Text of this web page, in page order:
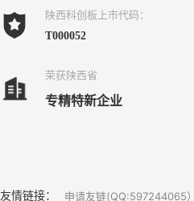
陕西科创板上市代码：
T000052
荣获陕西省
专精特新企业
友情链接： 申请友链(QQ:597244065）